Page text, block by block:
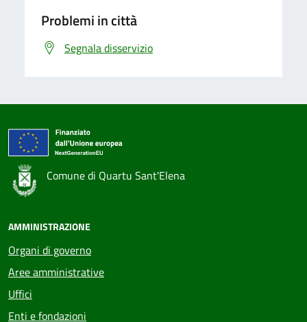
Problemi in città
Segnala disservizio
Comune di Quartu Sant'Elena
AMMINISTRAZIONE
Organi di governo
Aree amministrative
Uffici
Enti e fondazioni